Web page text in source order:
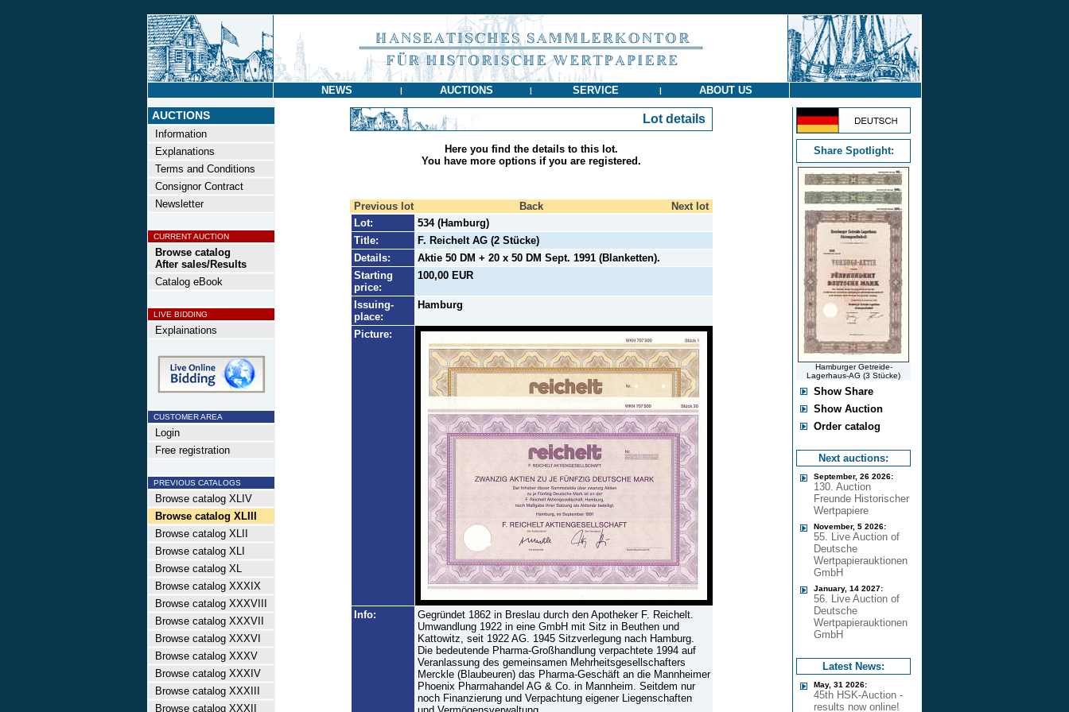
NEWS | AUCTIONS | SERVICE | ABOUT US
AUCTIONS
Information
Explanations
Terms and Conditions
Consignor Contract
Newsletter
CURRENT AUCTION
Browse catalog
After sales/Results
Catalog eBook
LIVE BIDDING
Explainations
CUSTOMER AREA
Login
Free registration
PREVIOUS CATALOGS
Browse catalog XLIV
Browse catalog XLIII
Browse catalog XLII
Browse catalog XLI
Browse catalog XL
Browse catalog XXXIX
Browse catalog XXXVIII
Browse catalog XXXVII
Browse catalog XXXVI
Browse catalog XXXV
Browse catalog XXXIV
Browse catalog XXXIII
Browse catalog XXXII
Lot details
Here you find the details to this lot.
You have more options if you are registered.
Previous lot Back
Next lot
Lot:
534 (Hamburg)
Title:
F. Reichelt AG (2 Stücke)
Details:
Aktie 50 DM + 20 x 50 DM Sept. 1991 (Blanketten).
Starting
price:
100,00 EUR
Issuing-
place:
Hamburg
Picture:
Info:
Gegründet 1862 in Breslau durch den Apotheker F. Reichelt.
Umwandlung 1922 in eine GmbH mit Sitz in Beuthen und
Kattowitz, seit 1922 AG. 1945 Sitzverlegung nach Hamburg.
Die bedeutende Pharma-Großhandlung verpachtete 1994 auf
Veranlassung des gemeinsamen Mehrheitsgesellschafters
Merckle (Blaubeuren) das Pharma-Geschäft an die Mannheimer
Phoenix Pharmahandel AG & Co. in Mannheim. Seitdem nur
noch Finanzierung und Verpachtung eigener Liegenschaften
Share Spotlight:
Hamburger Getreide-
Lagerhaus-AG (3 Stücke)
Show Share
Show Auction
Order catalog
Next auctions:
September, 26 2026:
130. Auction
Freunde Historischer
Wertpapiere
November, 5 2026:
55. Live Auction of
Deutsche
Wertpapierauktionen
GmbH
January, 14 2027:
56. Live Auction of
Deutsche
Wertpapierauktionen
GmbH
Latest News:
May, 31 2026:
45th HSK-Auction -
results now online!